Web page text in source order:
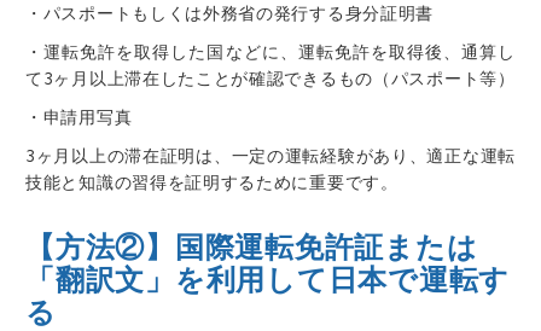
・パスポートもしくは外務省の発行する身分証明書
・運転免許を取得した国などに、運転免許を取得後、通算し
て3ヶ月以上滞在したことが確認できるもの（パスポート等）
・申請用写真
3ヶ月以上の滞在証明は、一定の運転経験があり、適正な運転
技能と知識の習得を証明するために重要です。
【方法②】国際運転免許証または
「翻訳文」を利用して日本で運転す
る